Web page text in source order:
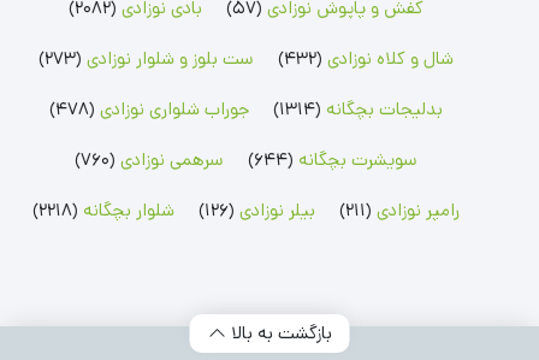
کفش و پاپوش نوزادی (57) بادی نوزادی (2082)
شال و کلاه نوزادی (432) ست بلوز و شلوار نوزادی (273)
بدلیجات بچگانه (1314) جوراب شلواری نوزادی (478)
سویشرت بچگانه (644) سرهمی نوزادی (760)
رامپر نوزادی (211) بیلر نوزادی (126) شلوار بچگانه (2218)
بازگشت به بالا